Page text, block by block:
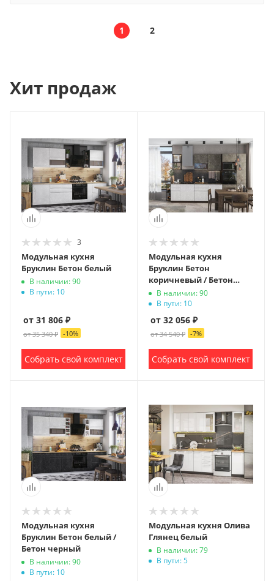
1 2
Хит продаж
3
Модульная кухня
Бруклин Бетон белый
В наличии: 90
В пути: 10
от 31 806 ₽
от 35 340 ₽ -10%
Собрать свой комплект
Модульная кухня
Бруклин Бетон
коричневый / Бетон
белый
В наличии: 90
В пути: 10
от 32 056 ₽
от 34 540 ₽ -7%
Собрать свой комплект
Модульная кухня
Бруклин Бетон белый /
Бетон черный
В наличии: 90
В пути: 10
Модульная кухня Олива
Глянец белый
В наличии: 79
В пути: 5